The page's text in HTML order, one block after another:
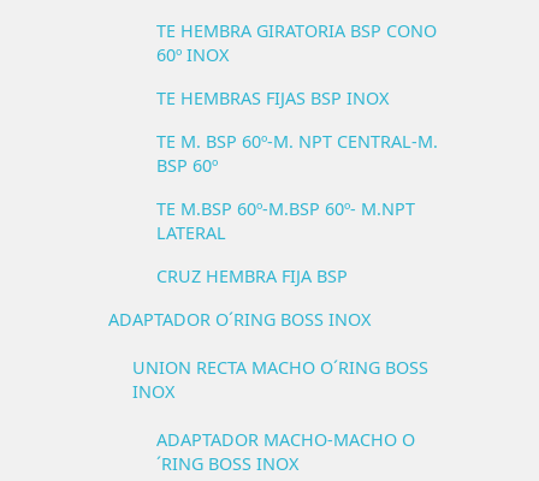
TE HEMBRA GIRATORIA BSP CONO
60º INOX
TE HEMBRAS FIJAS BSP INOX
TE M. BSP 60º-M. NPT CENTRAL-M.
BSP 60º
TE M.BSP 60º-M.BSP 60º- M.NPT
LATERAL
CRUZ HEMBRA FIJA BSP
ADAPTADOR O´RING BOSS INOX
UNION RECTA MACHO O´RING BOSS
INOX
ADAPTADOR MACHO-MACHO O
´RING BOSS INOX